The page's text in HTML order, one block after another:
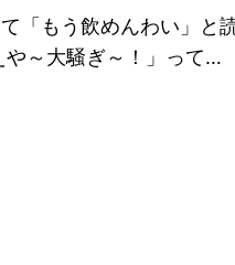
て「もう飲めんわい」と
や～大騒ぎ～！」って…